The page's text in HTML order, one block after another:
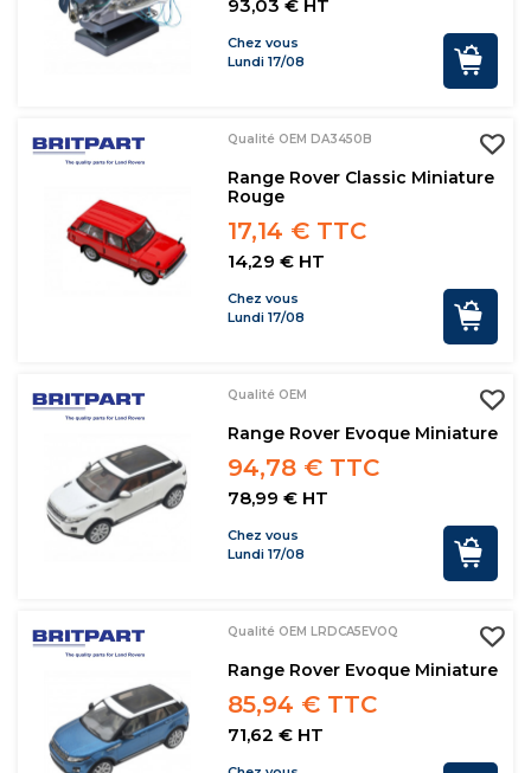
93,03 € HT
Chez vous
Lundi 17/08
Qualité OEM DA3450B
Range Rover Classic Miniature
Rouge
17,14 € TTC
14,29 € HT
Chez vous
Lundi 17/08
Qualité OEM
Range Rover Evoque Miniature
94,78 € TTC
78,99 € HT
Chez vous
Lundi 17/08
Qualité OEM LRDCA5EVOQ
Range Rover Evoque Miniature
85,94 € TTC
71,62 € HT